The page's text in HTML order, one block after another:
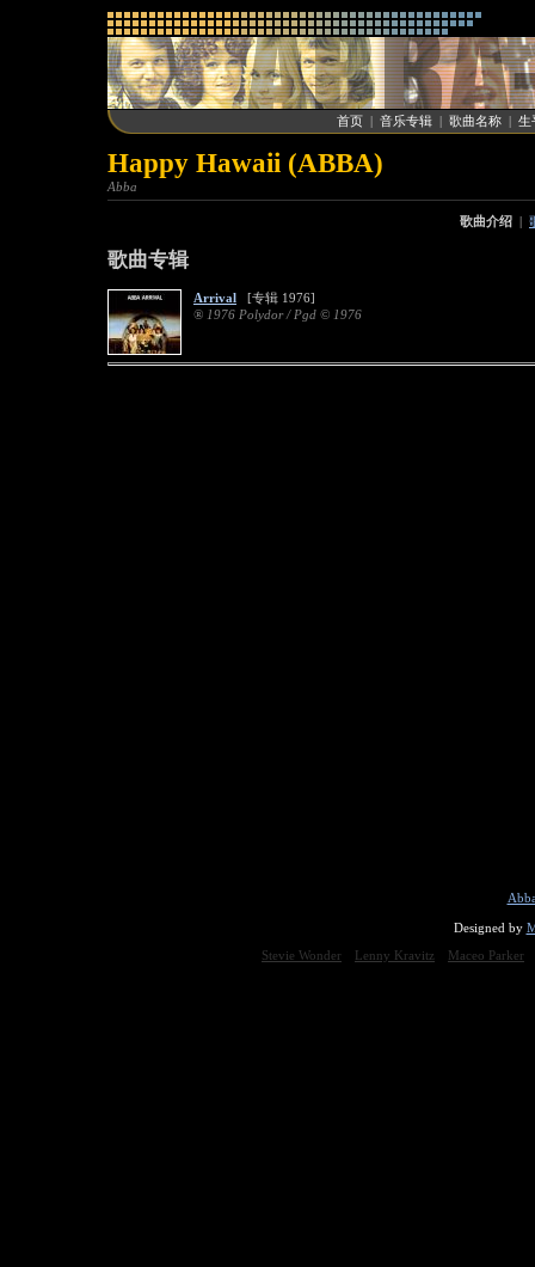
首页| 音乐专辑| 歌曲名称| 生
Happy Hawaii (ABBA)
Abba
歌曲介绍 |
歌曲专辑
Arrival
[专辑 1976]
® 1976 Polydor / Pgd © 1976
Designed by
Stevie Wonder
Lenny Kravitz Maceo Parker